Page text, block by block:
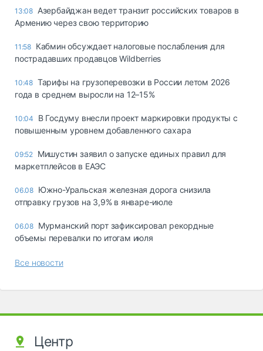
13:08 Азербайджан ведет транзит российских товаров в
Армению через свою территорию
11:58 Кабмин обсуждает налоговые послабления для
пострадавших продавцов Wildberries
10:48 Тарифы на грузоперевозки в России летом 2026
года в среднем выросли на 12–15%
10:04
В Госдуму внесли проект маркировки продукты с
повышенным уровнем добавленного сахара
09:52 Мишустин заявил о запуске единых правил для
маркетплейсов в ЕАЭС
06.08 Южно-Уральская железная дорога снизила
отправку грузов на 3,9% в январе-июле
06.08 Мурманский порт зафиксировал рекордные
объемы перевалки по итогам июля
Все новости
Центр